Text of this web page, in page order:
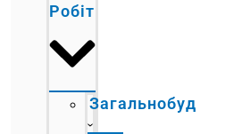
Робіт
Загальнобуд